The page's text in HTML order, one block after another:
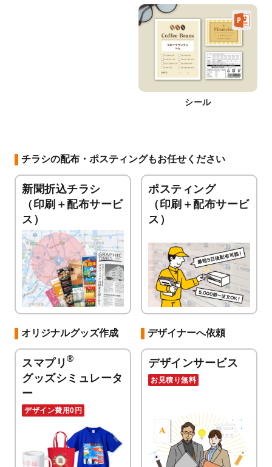
シール
チラシの配布・ポスティングもお任せください
新聞折込チラシ
（印刷＋配布サービ
ス）
ポスティング
（印刷＋配布サービ
ス）
オリジナルグッズ作成
スマプリ ®
グッズシミュレータ
ー
デザイン費用0円
デザイナーへ依頼
デザインサービス
お見積り無料